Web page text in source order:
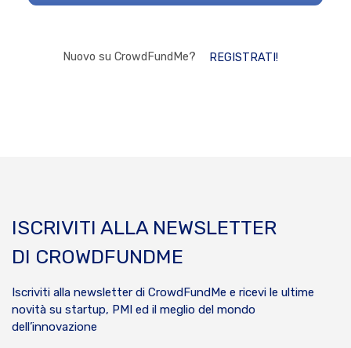
Nuovo su CrowdFundMe? REGISTRATI!
ISCRIVITI ALLA NEWSLETTER
DI CROWDFUNDME
Iscriviti alla newsletter di CrowdFundMe e ricevi le ultime
novità su startup, PMI ed il meglio del mondo
dell’innovazione